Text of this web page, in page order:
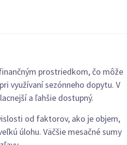
prostriedkom, čo môže
využívaní sezónneho dopytu. V
a ľahšie dostupný.
od faktorov, ako je objem,
úlohu. Väčšie mesačné sumy